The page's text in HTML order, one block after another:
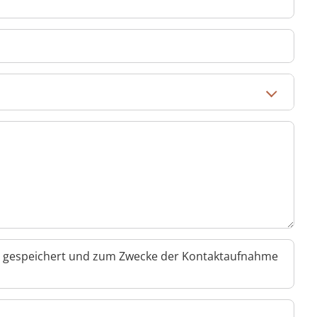
und zum Zwecke der Kontaktaufnahme